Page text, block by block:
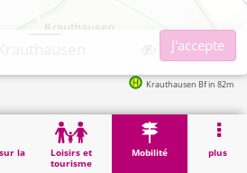
la
Loisirs et
tourisme
Mobilité plus
Krauthausen Bf in 82m
P+R Krauthausen
J'accepte